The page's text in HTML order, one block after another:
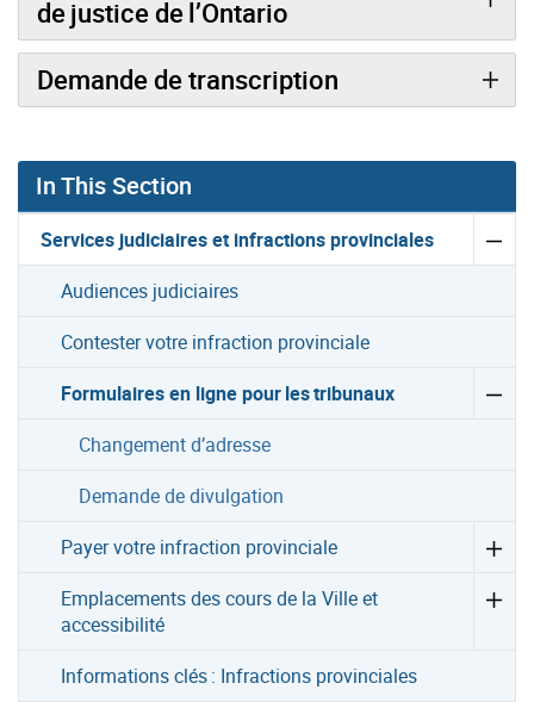
de justice de l’Ontario
Demande de transcription
In This Section
Services judiciaires et infractions provinciales
Audiences judiciaires
Contester votre infraction provinciale
Formulaires en ligne pour les tribunaux
Changement d’adresse
Demande de divulgation
Payer votre infraction provinciale
Emplacements des cours de la Ville et
accessibilité
Informations clés : Infractions provinciales